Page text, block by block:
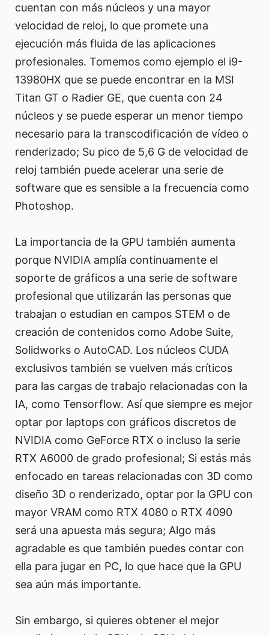
cuentan con más núcleos y una mayor
velocidad de reloj, lo que promete una
ejecución más fluida de las aplicaciones
profesionales. Tomemos como ejemplo el i9-
13980HX que se puede encontrar en la MSI
Titan GT o Radier GE, que cuenta con 24
núcleos y se puede esperar un menor tiempo
necesario para la transcodificación de vídeo o
renderizado; Su pico de 5,6 G de velocidad de
reloj también puede acelerar una serie de
software que es sensible a la frecuencia como
Photoshop.
La importancia de la GPU también aumenta
porque NVIDIA amplía continuamente el
soporte de gráficos a una serie de software
profesional que utilizarán las personas que
trabajan o estudian en campos STEM o de
creación de contenidos como Adobe Suite,
Solidworks o AutoCAD. Los núcleos CUDA
exclusivos también se vuelven más críticos
para las cargas de trabajo relacionadas con la
IA, como Tensorflow. Así que siempre es mejor
optar por laptops con gráficos discretos de
NVIDIA como GeForce RTX o incluso la serie
RTX A6000 de grado profesional; Si estás más
enfocado en tareas relacionadas con 3D como
diseño 3D o renderizado, optar por la GPU con
mayor VRAM como RTX 4080 o RTX 4090
será una apuesta más segura; Algo más
agradable es que también puedes contar con
ella para jugar en PC, lo que hace que la GPU
sea aún más importante.
Sin embargo, si quieres obtener el mejor